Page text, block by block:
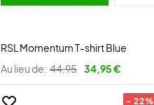
RSL Momentum T-shirt Blue
Au lieu de: 44,95 34,95 €
- 22%